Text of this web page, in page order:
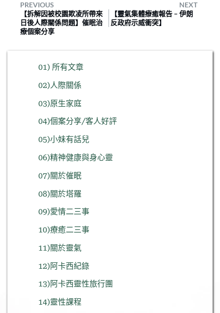
PREVIOUS
NEXT
【拆解因被校園欺凌所帶來
日後人際關係問題】催眠治
療個案分享
【靈氣集體療癒報告 – 伊朗
反政府示威衝突】
01) 所有文章
02)人際關係
03)原生家庭
04)個案分享/客人好評
05)小妹有話兒
06)精神健康與身心靈
07)關於催眠
08)關於塔羅
09)愛情二三事
10)療癒二三事
11)關於靈氣
12)阿卡西紀錄
13)阿卡西靈性旅行團
14)靈性課程